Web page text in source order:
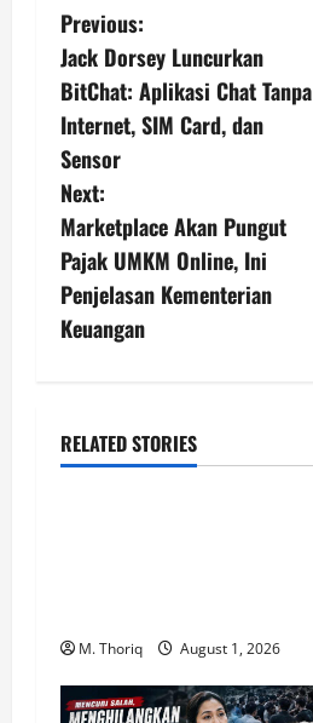
P
o
s
t
n
a
v
g
o
n
Previous:
Jack Dorsey Luncurkan
BitChat: Aplikasi Chat Tanpa
Internet, SIM Card, dan
Sensor
Next:
Marketplace Akan Pungut
Pajak UMKM Online, Ini
Penjelasan Kementerian
Keuangan
RELATED STORIES
Gaya Hidup
M. Thoriq August 1, 2026